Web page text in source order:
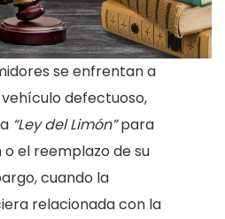
se enfrentan a
defectuoso,
“Ley del Limón”para
el reemplazo de su
cuando la
relacionada con la